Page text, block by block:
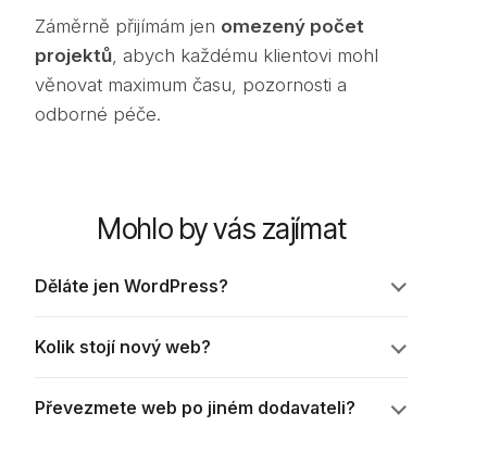
Záměrně přijímám jen omezený počet
projektů , abych každému klientovi mohl
věnovat maximum času, pozornosti a
odborné péče.
Mohlo by vás zajímat
Děláte jen WordPress?
Kolik stojí nový web?
Převezmete web po jiném dodavateli?